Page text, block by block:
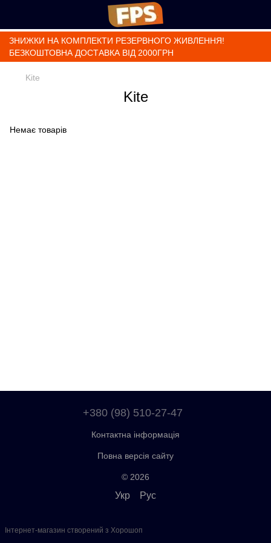
ЗНИЖКИ НА КОМПЛЕКТИ РЕЗЕРВНОГО ЖИВЛЕННЯ!
БЕЗКОШТОВНА ДОСТАВКА ВІД 2000ГРН
Kite
Kite
Немає товарів
+380 (98) 510-27-47
Контактна інформація
Повна версія сайту
© 2026
Укр Рус
Інтернет-магазин створений з Хорошоп